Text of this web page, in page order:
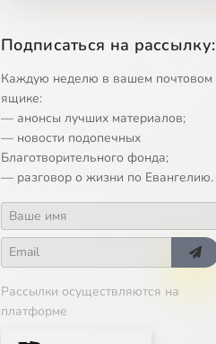
Подписаться на рассылку:
Каждую неделю в вашем почтовом
ящике:
— анонсы лучших материалов;
— новости подопечных
Благотворительного фонда;
— разговор о жизни по Евангелию.
Рассылки осуществляются на
платформе